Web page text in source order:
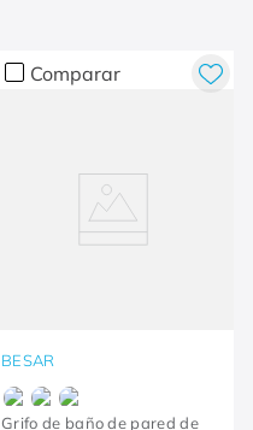
Comparar
BESAR
Grifo de baño de pared de